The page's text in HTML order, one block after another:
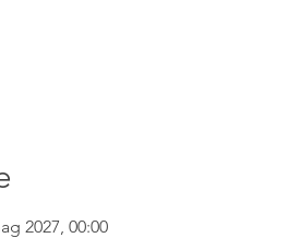
2027, 00:00